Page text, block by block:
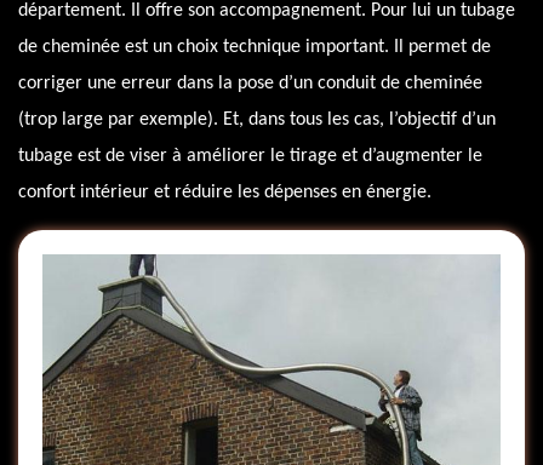
département. Il offre son accompagnement. Pour lui un tubage
de cheminée est un choix technique important. Il permet de
corriger une erreur dans la pose d’un conduit de cheminée
(trop large par exemple). Et, dans tous les cas, l’objectif d’un
tubage est de viser à améliorer le tirage et d’augmenter le
confort intérieur et réduire les dépenses en énergie.